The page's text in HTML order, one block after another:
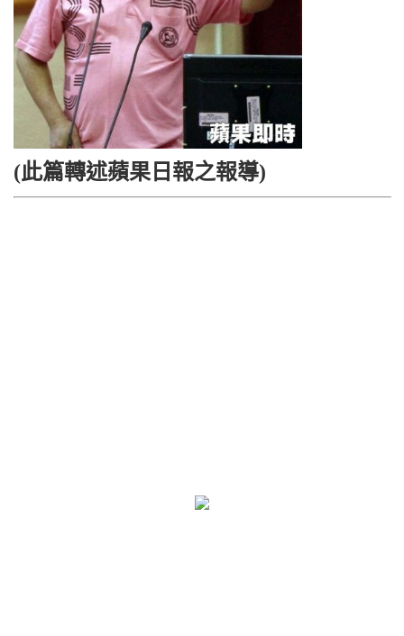
(此篇轉述蘋果日報之報導)